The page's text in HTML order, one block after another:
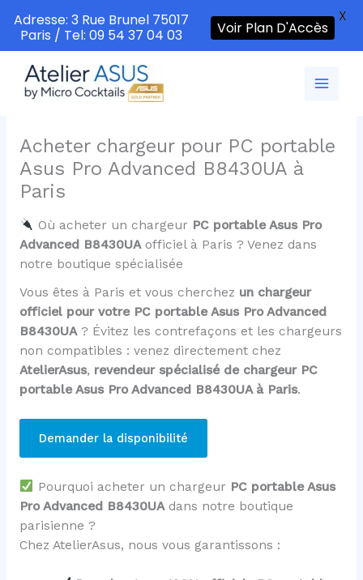
contenu
Acheter chargeur pour PC portable
Asus Pro Advanced B8430UA à
Paris
Où acheter un chargeur PC portable Asus Pro
Advanced B8430UAofficiel à Paris ? Venez dans
notre boutique spécialisée
Vous êtes à Paris et vous cherchez un chargeur
officiel pour votre PC portable Asus Pro Advanced
B8430UA? Évitez les contrefaçons et les chargeurs
non compatibles : venez directement chez
AtelierAsus, revendeur spécialisé de chargeur PC
portable Asus Pro Advanced B8430UA à Paris.
Demander la disponibilité
Pourquoi acheter un chargeur PC portable Asus
Pro Advanced B8430UAdans notre boutique
parisienne ?
Chez AtelierAsus, nous vous garantissons :
Adresse: 3 Rue Brunel 75017
Paris / Tel: 09 54 37 04 03
Voir Plan D'Accès
X